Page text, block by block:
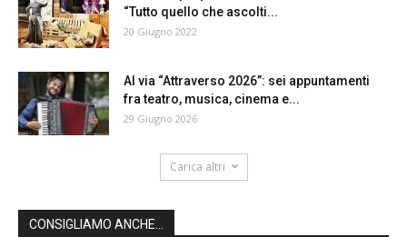
“Tutto quello che ascolti...
20 Giugno 2022
Al via “Attraverso 2026”: sei appuntamenti
fra teatro, musica, cinema e...
29 Giugno 2026
Carica altri
CONSIGLIAMO ANCHE...